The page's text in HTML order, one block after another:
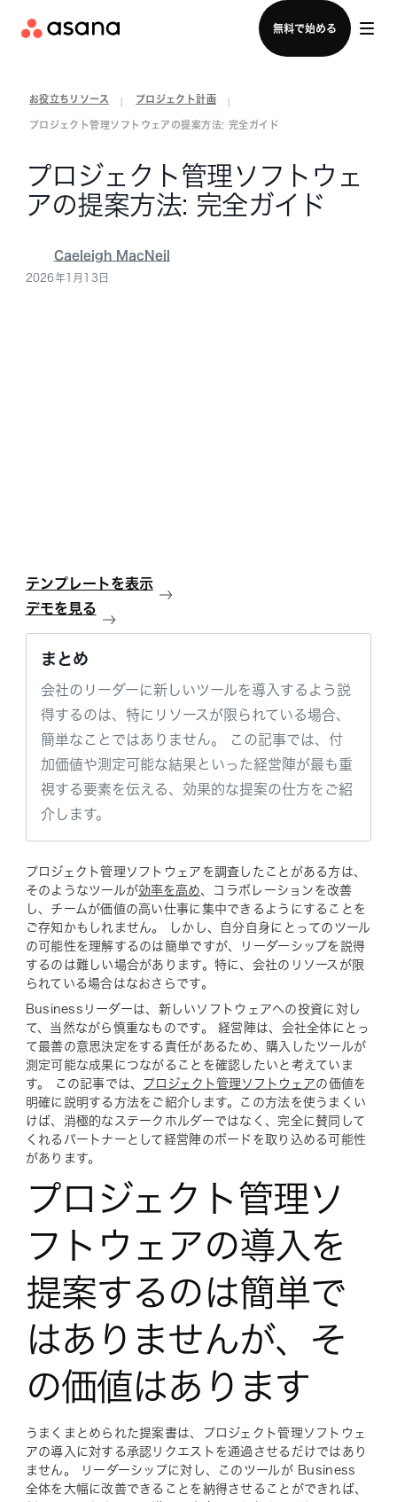
無料で始める
セールスチームに問い合わせる
お役立ちリソース プロジェクト計画
プロジェクト管理ソフトウェアの提案方法: 完全ガイド
プロジェクト管理ソフトウェ
アの提案方法: 完全ガイド
Caeleigh MacNeil
2026年1月13日
テンプレートを表示
デモを見る
まとめ
会社のリーダーに新しいツールを導入するよう説
得するのは、特にリソースが限られている場合、
簡単なことではありません。 この記事では、付
加価値や測定可能な結果といった経営陣が最も重
視する要素を伝える、効果的な提案の仕方をご紹
介します。
プロジェクト管理ソフトウェアを調査したことがある方は、
そのようなツールが効率を高め、コラボレーションを改善
し、チームが価値の高い仕事に集中できるようにすることを
ご存知かもしれません。 しかし、自分自身にとってのツール
の可能性を理解するのは簡単ですが、リーダーシップを説得
するのは難しい場合があります。特に、会社のリソースが限
られている場合はなおさらです。
Businessリーダーは、新しいソフトウェアへの投資に対し
て、当然ながら慎重なものです。 経営陣は、会社全体にとっ
て最善の意思決定をする責任があるため、購入したツールが
測定可能な成果につながることを確認したいと考えていま
す。 この記事では、
プロジェクト管理ソフトウェアの価値を
明確に説明する方法をご紹介します。この方法を使うまくい
けば、消極的なステークホルダーではなく、完全に賛同して
くれるパートナーとして経営陣のボードを取り込める可能性
があります。
プロジェクト管理ソ
フトウェアの導入を
提案するのは簡単で
はありませんが、そ
の価値はあります
うまくまとめられた提案書は、プロジェクト管理ソフトウェ
アの導入に対する承認リクエストを通過させるだけではあり
ません。 リーダーシップに対し、このツールが Business
全体を大幅に改善できることを納得させることができれば、